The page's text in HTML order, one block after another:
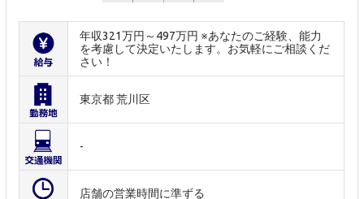
年収321万円～497万円 ※あなたのご経験、能力
を考慮して決定いたします。お気軽にご相談くだ
さい！
東京都 荒川区
-
店舗の営業時間に準ずる